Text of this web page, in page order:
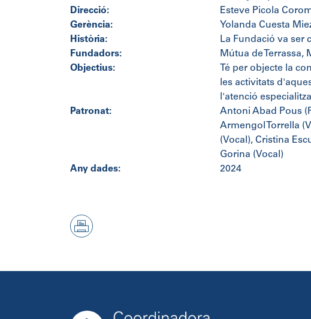
Direcció:
Esteve Picola
Gerència:
Yolanda Cuesta
Història:
La Fundació va ser
Fundadors:
Mútua de Terrassa,
Objectius:
Té per objecte la
les activitats
l'atenció
Patronat:
Antoni Abad Pous
Armengol Torrella
(Vocal), Cristina
Gorina (Vocal)
Any dades:
2024